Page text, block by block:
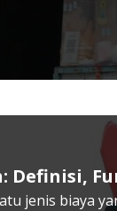
Definisi,
jenis biaya